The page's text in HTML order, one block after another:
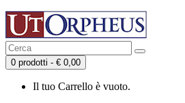
0 prodotti - € 0,00
Il tuo Carrello è vuoto.